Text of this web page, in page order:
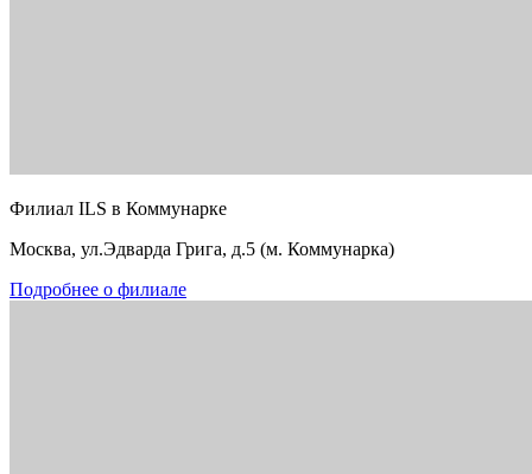
Филиал ILS в Коммунарке
Москва, ул.Эдварда Грига, д.5 (м. Коммунарка)
Подробнее о филиале